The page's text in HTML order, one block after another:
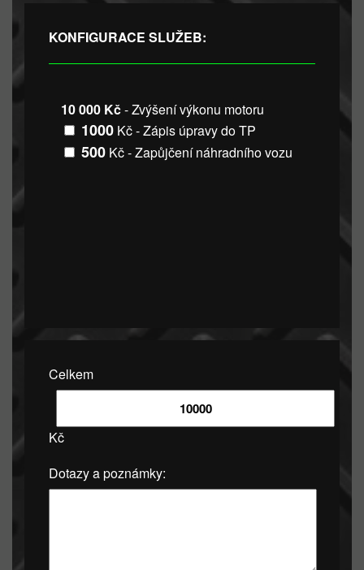
KONFIGURACE SLUŽEB:
10 000 Kč- Zvýšení výkonu motoru
1000 Kč - Zápis úpravy do TP
500 Kč - Zapůjčení náhradního vozu
Celkem
Kč
Dotazy a poznámky: